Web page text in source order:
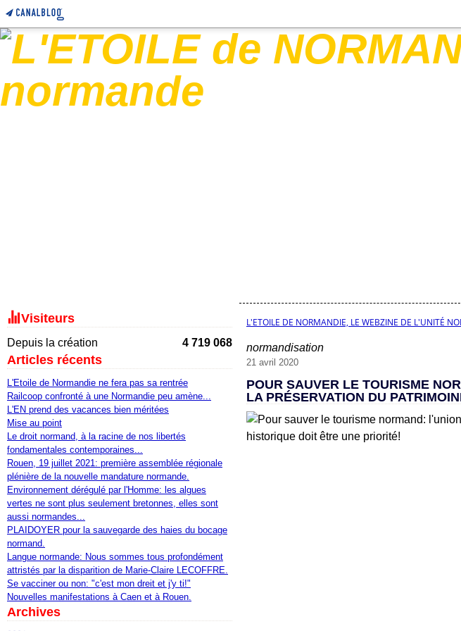
Visiteurs
Depuis la création 4 719 068
Articles récents
L'Etoile de Normandie ne fera pas sa rentrée
Railcoop confronté à une Normandie peu amène...
L'EN prend des vacances bien méritées
Mise au point
Le droit normand, à la racine de nos libertés
fondamentales contemporaines...
Rouen, 19 juillet 2021: première assemblée régionale
plénière de la nouvelle mandature normande.
Environnement dérégulé par l'Homme: les algues
vertes ne sont plus seulement bretonnes, elles sont
aussi normandes...
PLAIDOYER pour la sauvegarde des haies du bocage
normand.
Langue normande: Nous sommes tous profondément
attristés par la disparition de Marie-Claire LECOFFRE.
Se vacciner ou non: "c'est mon dreit et j'y ti!"
Nouvelles manifestations à Caen et à Rouen.
Archives
L'ETOILE DE NORMANDIE, LE WEBZINE DE L'UNITÉ
normandisation
21 avril 2020
POUR SAUVER LE TOURISME
LA PRÉSERVATION DU